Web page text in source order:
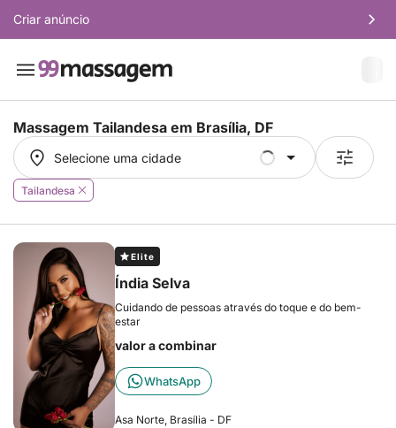
Criar anúncio
Massagem Tailandesa em Brasília, DF
Selecione uma cidade
Selecione uma cidade
Tailandesa
Elite
Índia Selva
Cuidando de pessoas através do toque e do bem-
estar
valor a combinar
WhatsApp
Asa Norte, Brasília - DF